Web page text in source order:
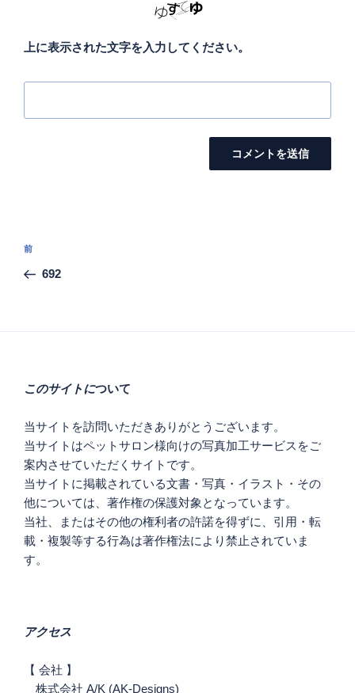
上に表示された文字を入力してください。
投
ナ
ゲ
ョ
ン
前
の
前
692
このサイトについて
当サイトを訪問いただきありがとうございます。
当サイトはペットサロン様向けの写真加工サービスをご
案内させていただくサイトです。
当サイトに掲載されている文書・写真・イラスト・その
他については、著作権の保護対象となっています。
当社、またはその他の権利者の許諾を得ずに、引用・転
載・複製等する行為は著作権法により禁止されていま
す。
アクセス
【 会社 】
株式会社 A/K (AK-Designs)